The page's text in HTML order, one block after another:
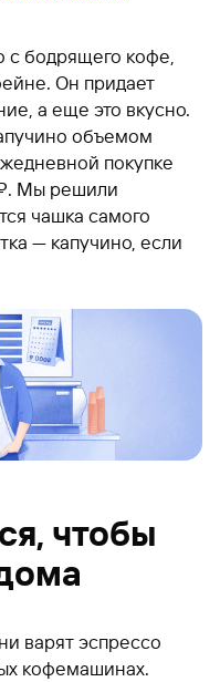
с бодрящего кофе,
Он придает
а еще это вкусно.
объемом
покупке
Мы решили
чашка самого
— капучино, если
чтобы
варят эспрессо
кофемашинах.